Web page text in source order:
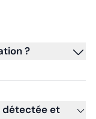
?
détectée et